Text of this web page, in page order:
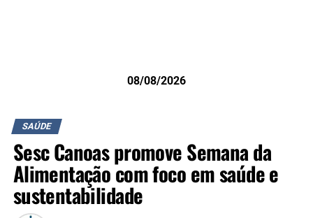
08/08/2026
SAÚDE
Sesc Canoas promove Semana da
Alimentação com foco em saúde e
sustentabilidade